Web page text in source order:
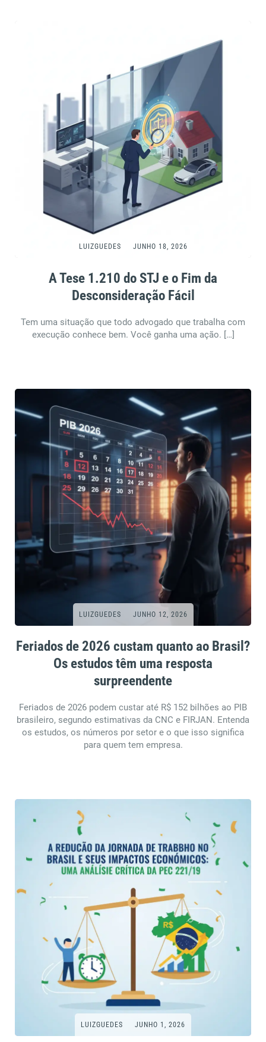
LUIZGUEDES JUNHO 18, 2026
A Tese 1.210 do STJ e o Fim da
Desconsideração Fácil
Tem uma situação que todo advogado que trabalha com
execução conhece bem. Você ganha uma ação. […]
LUIZGUEDES JUNHO 12, 2026
Feriados de 2026 custam quanto ao Brasil?
Os estudos têm uma resposta
surpreendente
Feriados de 2026 podem custar até R$ 152 bilhões ao PIB
brasileiro, segundo estimativas da CNC e FIRJAN. Entenda
os estudos, os números por setor e o que isso significa
para quem tem empresa.
LUIZGUEDES JUNHO 1, 2026